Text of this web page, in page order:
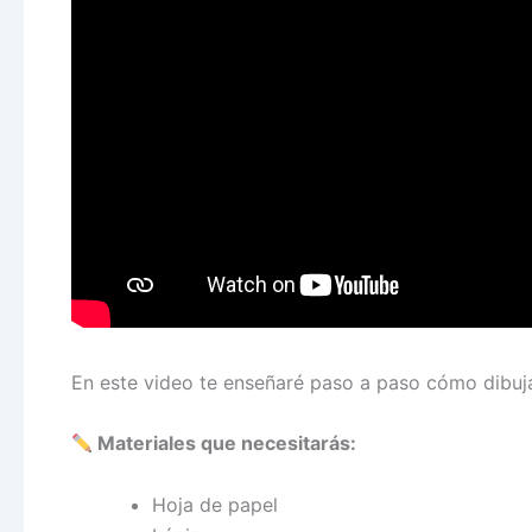
En este video te enseñaré paso a paso cómo
Materiales que necesitarás:
Hoja de papel